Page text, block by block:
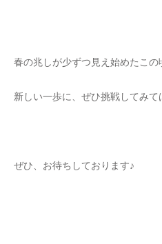
春の兆しが少ずつ見え始めたこの
新しい一歩に、ぜひ挑戦してみて
ぜひ、お待ちしております♪